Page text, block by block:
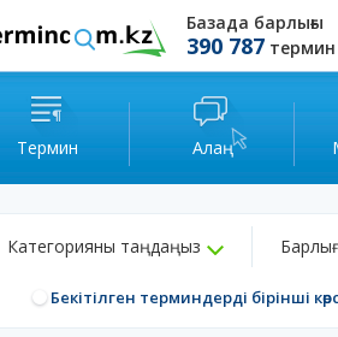
Базада барлығы
390 787 термин
Термин Алаң
Категорияны таңдаңыз
Бекітілген терминдерді бірінші